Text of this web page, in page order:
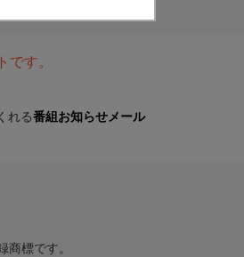
す。
れる番組お知らせメール
標です。